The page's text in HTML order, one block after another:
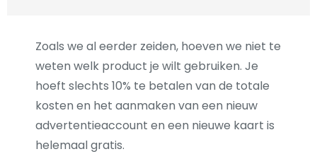
Zoals we al eerder zeiden, hoeven we niet te
weten welk product je wilt gebruiken. Je
hoeft slechts 10% te betalen van de totale
kosten en het aanmaken van een nieuw
advertentieaccount en een nieuwe kaart is
helemaal gratis.